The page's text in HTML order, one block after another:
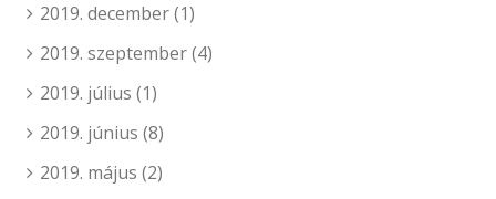
2019. december(1)
2019. szeptember(4)
2019. július (1)
2019. június (8)
2019. május (2)